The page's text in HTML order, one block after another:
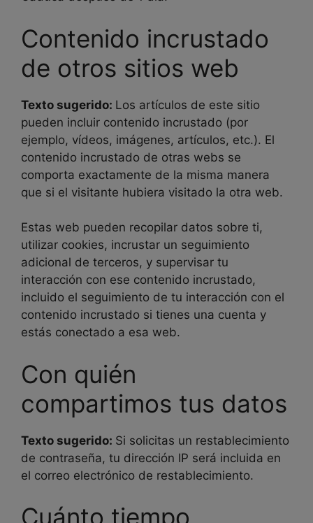
Contenido incrustado
de otros sitios web
Texto sugerido: Los artículos de este sitio
pueden incluir contenido incrustado (por
ejemplo, vídeos, imágenes, artículos, etc.). El
contenido incrustado de otras webs se
comporta exactamente de la misma manera
que si el visitante hubiera visitado la otra web.
Estas web pueden recopilar datos sobre ti,
utilizar cookies, incrustar un seguimiento
adicional de terceros, y supervisar tu
interacción con ese contenido incrustado,
incluido el seguimiento de tu interacción con el
contenido incrustado si tienes una cuenta y
estás conectado a esa web.
Con quién
compartimos tus datos
Texto sugerido: Si solicitas un restablecimiento
de contraseña, tu dirección IP será incluida en
el correo electrónico de restablecimiento.
Cuánto tiempo